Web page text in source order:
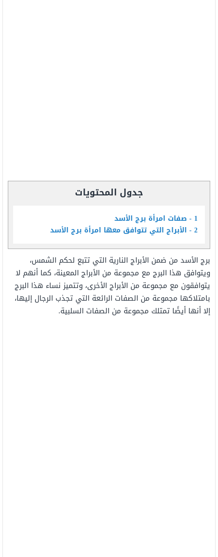
جدول المحتويات
1
صفات امرأة برج الأسد
2 الأبراج التي تتوافق معها امرأة برج الأسد
برج الأسد من ضمن الأبراج النارية التي تتبع لحكم الشمس،
ويتوافق هذا البرج مع مجموعة من الأبراج المعينة، كما أنهم لا
يتوافقون مع مجموعة من الأبراج الأخرى، وتتميز نساء هذا البرج
بامتلاكها مجموعة من الصفات الرائعة التي تجذب الرجال إليها،
إلا أنها أيضًا تمتلك مجموعة من الصفات السلبية.